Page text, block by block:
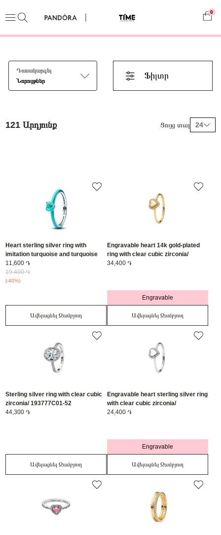
0
Դասակարգել
Նորույթներ
Ֆիլտր
121 Արդյունք Ցույց տալ 24
Heart sterling silver ring with
imitation turquoise and turquoise
enamel/ 193828C01-56
11,600 ֏
19,400 ֏
(-40%)
Ավելացնել Զամբյուղ
Engravable heart 14k gold-plated
ring with clear cubic zirconia/
163801C01-54
34,400 ֏
Engravable
Ավելացնել Զամբյուղ
Sterling silver ring with clear cubic
zirconia/ 193777C01-52
44,300 ֏
Ավելացնել Զամբյուղ
Engravable heart sterling silver ring
with clear cubic zirconia/
193801C01-48
24,400 ֏
Engravable
Ավելացնել Զամբյուղ